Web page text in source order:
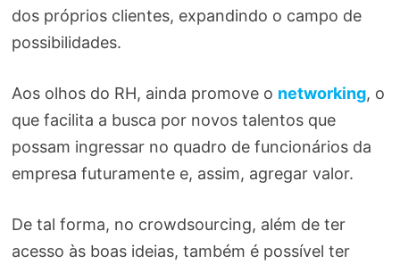
dos próprios clientes, expandindo o campo de
possibilidades.
Aos olhos do RH, ainda promove o networking, o
que facilita a busca por novos talentos que
possam ingressar no quadro de funcionários da
empresa futuramente e, assim, agregar valor.
De tal forma, no crowdsourcing, além de ter
acesso às boas ideias, também é possível ter